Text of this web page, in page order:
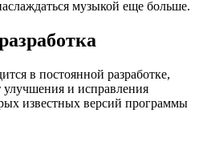
музыкой еще больше.
в постоянной разработке,
улучшения и исправления
известных версий программы